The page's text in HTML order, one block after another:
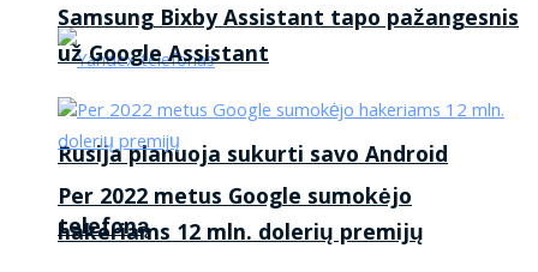
Rusija planuoja sukurti savo Android
telefoną
Samsung Bixby Assistant tapo pažangesnis
už Google Assistant
Per 2022 metus Google sumokėjo
hakeriams 12 mln. dolerių premijų